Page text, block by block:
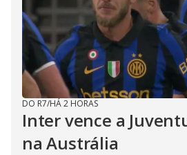
DO R7/HÁ 2 HORAS
Inter vence a
na Austrália